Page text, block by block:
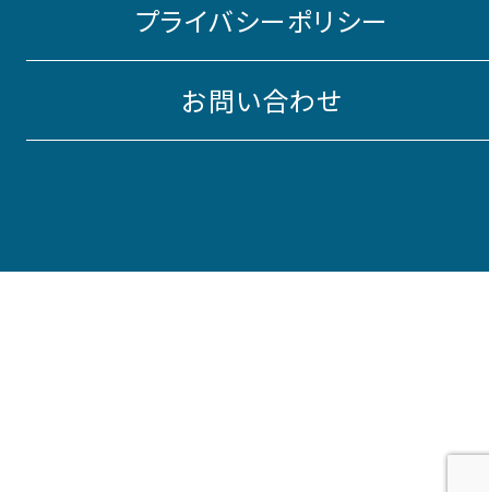
プライバシーポリシー
お問い合わせ